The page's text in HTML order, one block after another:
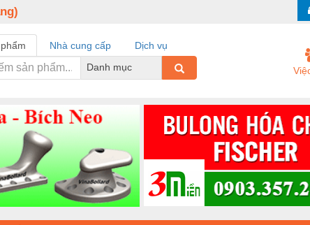
Nhà cung cấp
Dịch vụ
Danh mục